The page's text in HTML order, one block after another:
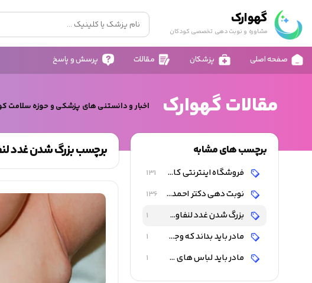
گهوارک
مشاوره و نوبت دهی تخصصی کودکان
صفحه اصلی پزشکان مقالات پرسش و پاسخ
مقالات گهوارک اخبار و دانستنی های پزشکی و حوزه سلامت
برچسب های مشابه
فروشگاه اینترنتی کالای کودک و نوزاد 131
نوبت دهی دکتر احمد شاه فرهت 136
بزرگ شدن غدد لنفاوی زیر بغل یا بالای استخوان ترقوه بعد از تزریق واکسن ب ث ژ 1
مادر باید بداند که وجود این غده دردناک نیست و اهمیت ندارد 1
مادر باید لباس های کودک را هر روز عوض نماید و او را حمام کند 1
برچسب بزرگ شدن غدد